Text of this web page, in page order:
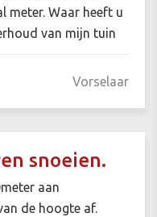
meter. Waar heeft u
van mijn tuin
Vorselaar
snoeien.
aan
de hoogte af.